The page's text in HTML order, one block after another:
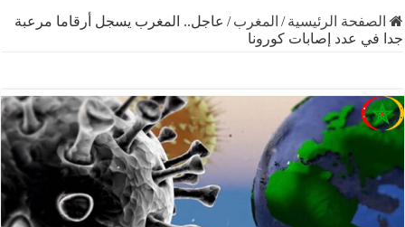
الرئيسية /المغرب/عاجل.. المغرب يسجل أرقاما مرعبة
عدد إصابات كورونا